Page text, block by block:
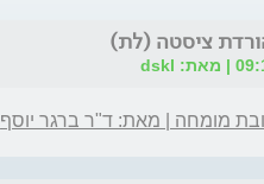
ציסטה (לת)
מומחה | מאת: ד"ר ברגר יוסף